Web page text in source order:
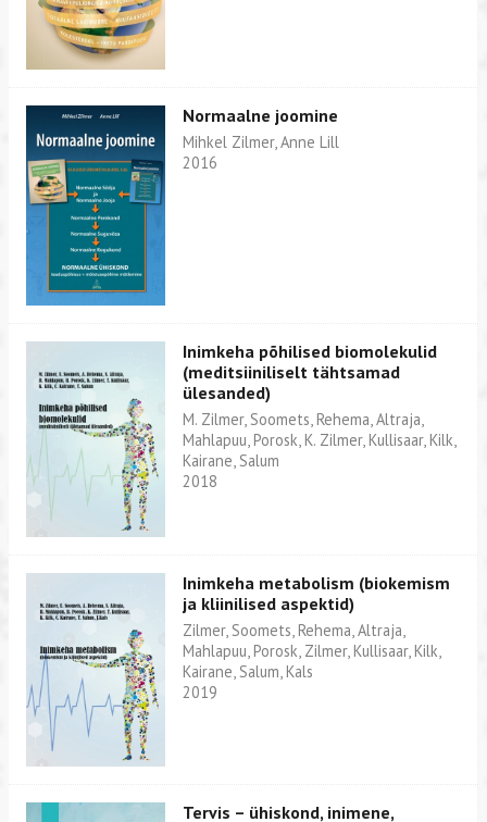
Normaalne joomine
Mihkel Zilmer, Anne Lill
2016
Inimkeha põhilised biomolekulid
(meditsiiniliselt tähtsamad
ülesanded)
M. Zilmer, Soomets, Rehema, Altraja,
Mahlapuu, Porosk, K. Zilmer, Kullisaar, Kilk,
Kairane, Salum
2018
Inimkeha metabolism (biokemism
ja kliinilised aspektid)
Zilmer, Soomets, Rehema, Altraja,
Mahlapuu, Porosk, Zilmer, Kullisaar, Kilk,
Kairane, Salum, Kals
2019
Tervis – ühiskond, inimene,